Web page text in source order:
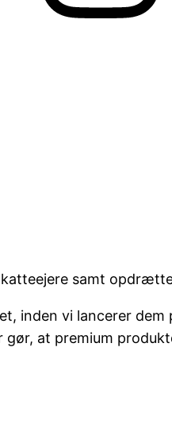
samt
inden vi lancerer
at premium